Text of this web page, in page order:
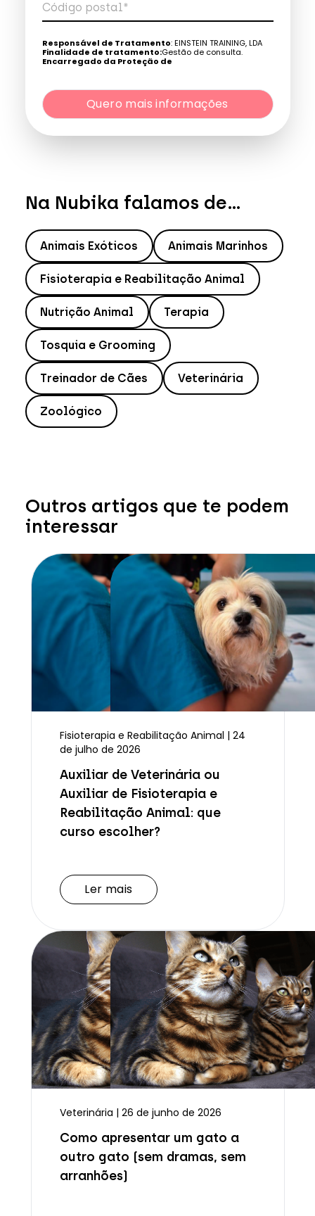
Telefone*
Código postal*
Responsável de Tratamento: EINSTEIN TRAINING, LDA
Finalidade de tratamento:Gestão de consulta.
Encarregado da Proteção de
por obrigação legal. / Direitos: aceder, retificar e excluir os
dados, bem como outros direitos, conforme o explicito na
Política de Privacidade.
Quero mais informações
Na Nubika falamos de...
Animais Exóticos Animais Marinhos
Fisioterapia e Reabilitação Animal
Nutrição Animal Terapia
Tosquia e Grooming
Treinador de Cães Veterinária
Zoológico
Outros artigos que te podem
interessar
Fisioterapia e Reabilitação Animal | 24
de julho de 2026
Auxiliar de Veterinária ou
Auxiliar de Fisioterapia e
Reabilitação Animal: que
curso escolher?
Ler mais
Veterinária | 26 de junho de 2026
Como apresentar um gato a
outro gato (sem dramas, sem
arranhões)